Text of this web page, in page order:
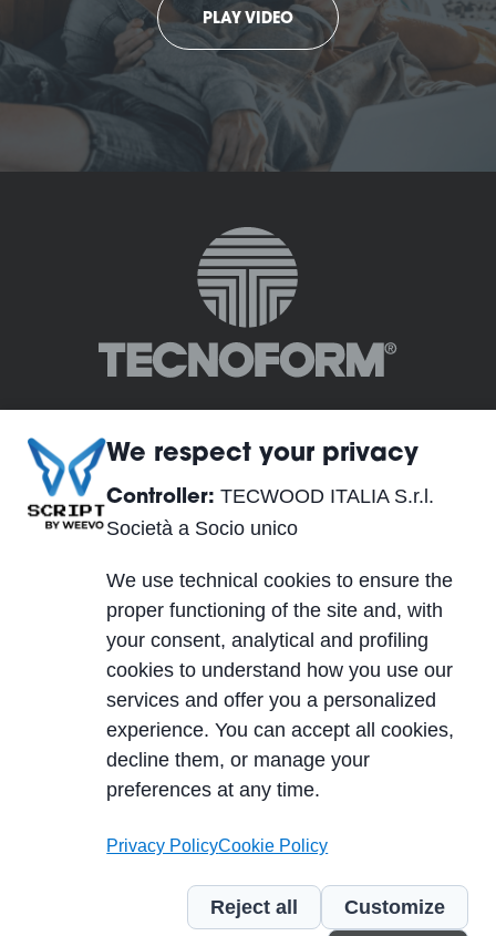
PLAY VIDEO
TECWOOD ITALIA S.r.l. Società a Socio unico
Località Cusona, 53037 San Gimignano (SI), ITALY
Sitz der Gesellschaft:
Crespellano (BO), ITALY
Ust.Id.Nr. IT01623750526
Cap. Soc. 10.000,00 €
| REA SI-224076 | SDI A4707H7
Privacy Policy Segnalazione violazioni
We respect your privacy
Controller: TECWOOD ITALIA S.r.l.
Società a Socio unico
We use technical cookies to ensure the
proper functioning of the site and, with
your consent, analytical and profiling
cookies to understand how you use our
services and offer you a personalized
experience. You can accept all cookies,
decline them, or manage your
preferences at any time.
Privacy PolicyCookie Policy
Reject all Customize